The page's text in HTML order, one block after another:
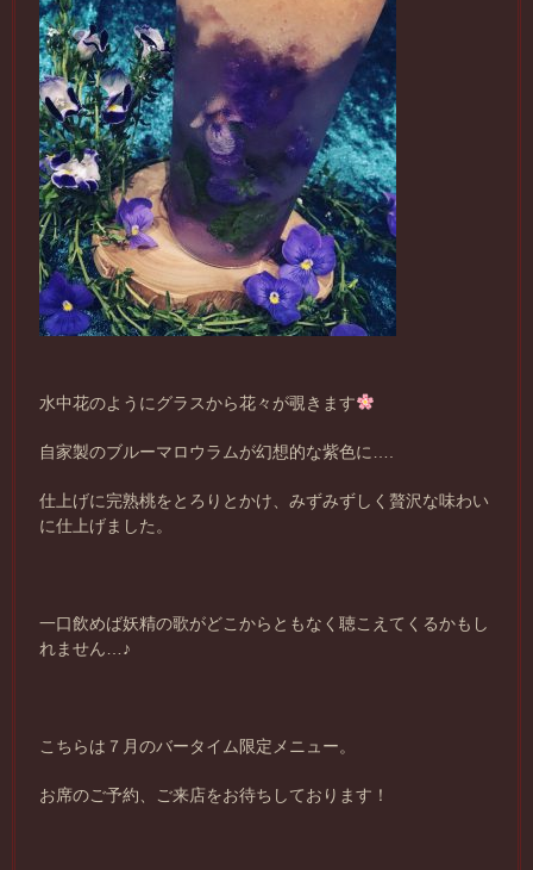
水中花のようにグラスから花々が覗きます
自家製のブルーマロウラムが幻想的な紫色に….
仕上げに完熟桃をとろりとかけ、みずみずしく贅沢な味わい
に仕上げました。
一口飲めば妖精の歌がどこからともなく聴こえてくるかもし
れません…♪
こちらは７月のバータイム限定メニュー。
お席のご予約、ご来店をお待ちしております！